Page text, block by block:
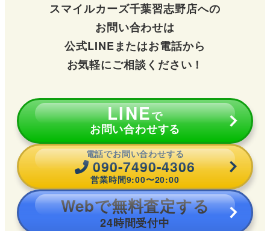
スマイルカーズ千葉習志野店への
お問い合わせは
公式LINEまたはお電話から
お気軽にご相談ください！
LINEで
お問い合わせする
電話でお問い合わせする
090-7490-4306
営業時間9:00〜20:00
Webで無料査定する
24時間受付中